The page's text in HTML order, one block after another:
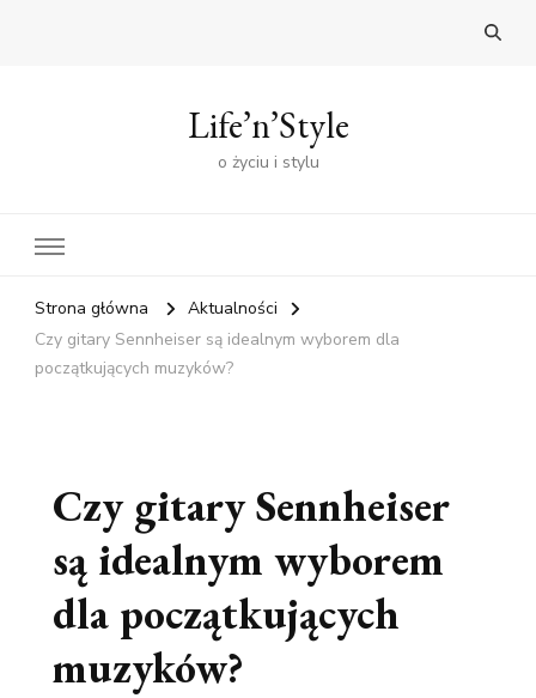
Life’n’Style
o życiu i stylu
Strona główna
Aktualności
Czy gitary Sennheiser są idealnym wyborem dla
początkujących muzyków?
Czy gitary Sennheiser
są idealnym wyborem
dla początkujących
muzyków?